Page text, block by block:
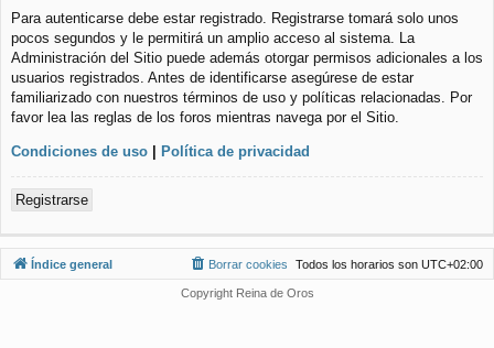
Para autenticarse debe estar registrado. Registrarse tomará solo unos
pocos segundos y le permitirá un amplio acceso al sistema. La
Administración del Sitio puede además otorgar permisos adicionales a los
usuarios registrados. Antes de identificarse asegúrese de estar
familiarizado con nuestros términos de uso y políticas relacionadas. Por
favor lea las reglas de los foros mientras navega por el Sitio.
Condiciones de uso | Política de privacidad
Registrarse
Índice general Todos los horarios son UTC+02:00
Borrar cookies
Copyright Reina de Oros